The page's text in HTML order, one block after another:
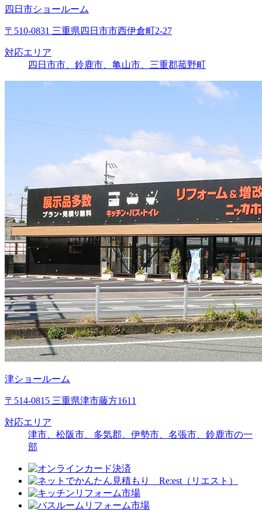
四日市ショールーム
〒510-0831 三重県四日市市西伊倉町2-27
対応エリア
四日市市、鈴鹿市、亀山市、三重郡菰野町
津ショールーム
〒514-0815 三重県津市藤方1611
対応エリア
津市、松阪市、多気郡、伊勢市、名張市、鈴鹿市の一
部